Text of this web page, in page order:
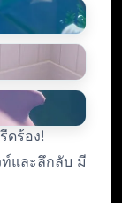
ดร้อง!
และลึกลับ มี